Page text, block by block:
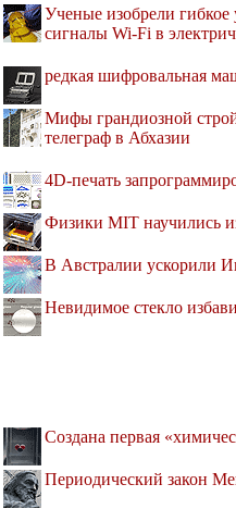
Ученые изобрели гибкое
сигналы Wi-Fi в
редкая шифровальная
Мифы грандиозной
телеграф в Абхазии
4D-печать
Физики MIT научились
В Австралии ускорили
Невидимое стекло
Создана первая
Периодический закон